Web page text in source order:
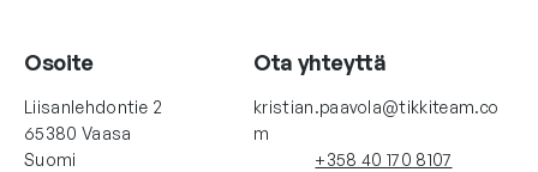
Osoite
Liisanlehdontie 2
65380 Vaasa
Suomi
Ota yhteyttä
kristian.paavola@tikkiteam.co
m
+358 40 170 8107